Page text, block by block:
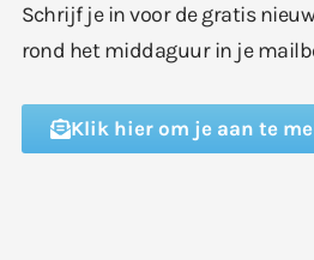
Schrijf je in voor de gratis
rond het middaguur in je
Klik hier om je aan te